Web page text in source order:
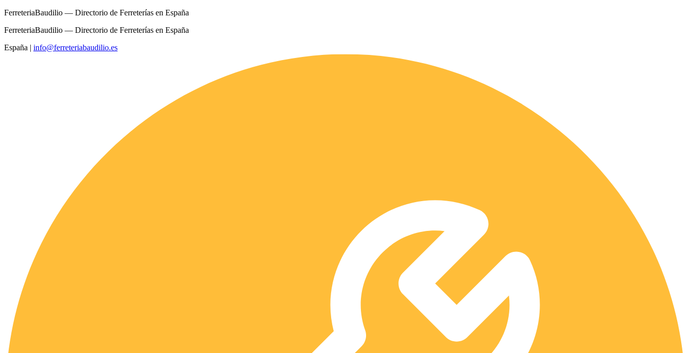
FerreteriaBaudilio — Directorio de Ferreterías en España
FerreteriaBaudilio — Directorio de Ferreterías en España
España | info@ferreteriabaudilio.es